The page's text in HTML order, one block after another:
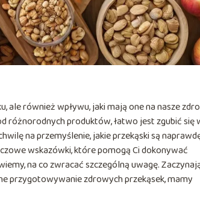
również wpływu, jaki mają one na nasze
różnorodnych produktów, łatwo jest zgubić się
na przemyślenie, jakie przekąski są
wskazówki, które pomogą Ci dokonywać
na co zwracać szczególną uwagę.
przygotowywanie zdrowych przekąsek, mamy